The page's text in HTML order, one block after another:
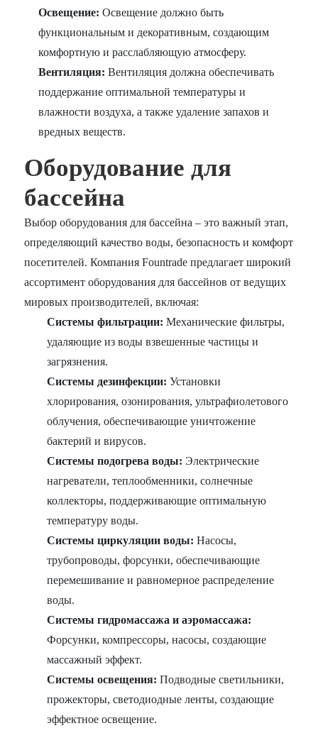
Освещение: Освещение должно быть
функциональным и декоративным, создающим
комфортную и расслабляющую атмосферу.
Вентиляция: Вентиляция должна обеспечивать
поддержание оптимальной температуры и
влажности воздуха, а также удаление запахов и
вредных веществ.
Оборудование для
бассейна
Выбор оборудования для бассейна – это важный этап,
определяющий качество воды, безопасность и комфорт
посетителей. Компания Fountrade предлагает широкий
ассортимент оборудования для бассейнов от ведущих
мировых производителей, включая:
Системы фильтрации: Механические фильтры,
удаляющие из воды взвешенные частицы и
загрязнения.
Системы дезинфекции: Установки
хлорирования, озонирования, ультрафиолетового
облучения, обеспечивающие уничтожение
бактерий и вирусов.
Системы подогрева воды: Электрические
нагреватели, теплообменники, солнечные
коллекторы, поддерживающие оптимальную
температуру воды.
Системы циркуляции воды: Насосы,
трубопроводы, форсунки, обеспечивающие
перемешивание и равномерное распределение
воды.
Системы гидромассажа и аэромассажа:
Форсунки, компрессоры, насосы, создающие
массажный эффект.
Системы освещения: Подводные светильники,
прожекторы, светодиодные ленты, создающие
эффектное освещение.